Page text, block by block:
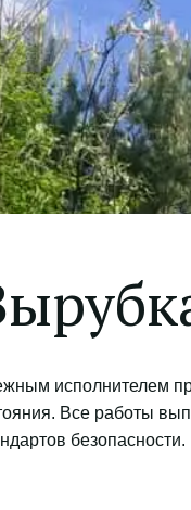
исполнителем
Все работы
безопасности.